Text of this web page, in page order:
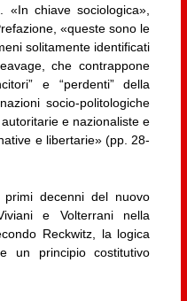
«In chiave sociologica»,
«queste sono le
solitamente identificati
che contrappone
e “perdenti” della
socio-politologiche
e nazionaliste e
e libertarie» (pp. 28-
decenni del nuovo
e Volterrani nella
Reckwitz, la logica
un principio costitutivo